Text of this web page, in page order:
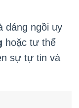
dáng ngồi uy
hoặc tư thế
sự tự tin và